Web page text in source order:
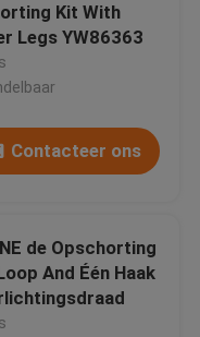
Kit With
Legs YW86363
Contacteer ons
de Opschorting
And Één Haak